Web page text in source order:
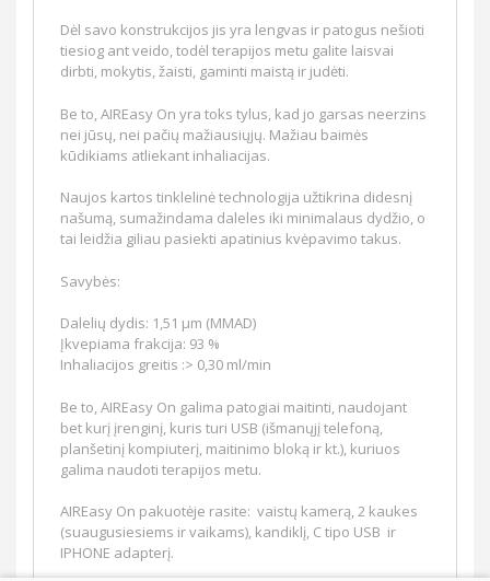
Dėl savo konstrukcijos jis yra lengvas ir patogus nešioti
tiesiog ant veido, todėl terapijos metu galite laisvai
dirbti, mokytis, žaisti, gaminti maistą ir judėti.
Be to, AIREasy On yra toks tylus, kad jo garsas neerzins
nei jūsų, nei pačių mažiausiųjų. Mažiau baimės
kūdikiams atliekant inhaliacijas.
Naujos kartos tinklelinė technologija užtikrina didesnį
našumą, sumažindama daleles iki minimalaus dydžio, o
tai leidžia giliau pasiekti apatinius kvėpavimo takus.
Savybės:
Dalelių dydis: 1,51 μm (MMAD)
Įkvepiama frakcija: 93 %
Inhaliacijos greitis :> 0,30 ml/min
Be to, AIREasy On galima patogiai maitinti, naudojant
bet kurį įrenginį, kuris turi USB (išmanųjį telefoną,
planšetinį kompiuterį, maitinimo bloką ir kt.), kuriuos
galima naudoti terapijos metu.
AIREasy On pakuotėje rasite: vaistų kamerą, 2 kaukes
(suaugusiesiems ir vaikams), kandiklį, C tipo USB ir
IPHONE adapterį.